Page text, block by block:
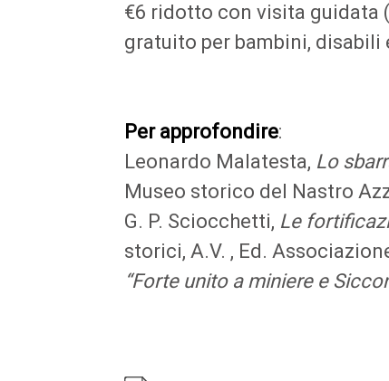
€6 ridotto con visita guidata
gratuito per bambini,
Per approfondire:
Leonardo Malatesta, Lo
Museo storico del Nastro
G. P. Sciocchetti, Le
storici, A.V. , Ed.
“Forte unito a miniere e